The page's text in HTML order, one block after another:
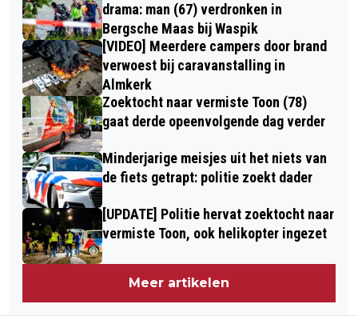
drama: man (67) verdronken in
Bergsche Maas bij Waspik
[VIDEO] Meerdere campers door brand
verwoest bij caravanstalling in
Almkerk
Zoektocht naar vermiste Toon (78)
gaat derde opeenvolgende dag verder
Minderjarige meisjes uit het niets van
de fiets getrapt: politie zoekt dader
[UPDATE] Politie hervat zoektocht naar
vermiste Toon, ook helikopter ingezet
Meer artikelen